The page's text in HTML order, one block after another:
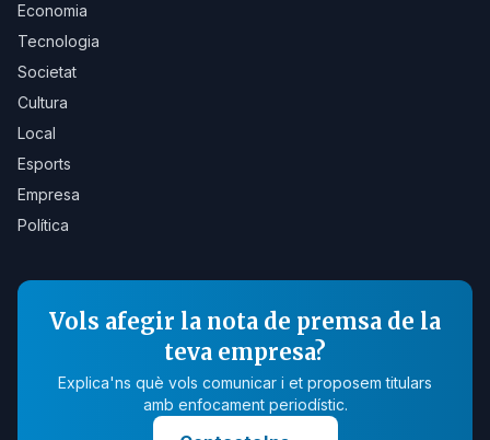
Economia
Tecnologia
Societat
Cultura
Local
Esports
Empresa
Política
Vols afegir la nota de premsa de la
teva empresa?
Explica'ns què vols comunicar i et proposem titulars
amb enfocament periodístic.